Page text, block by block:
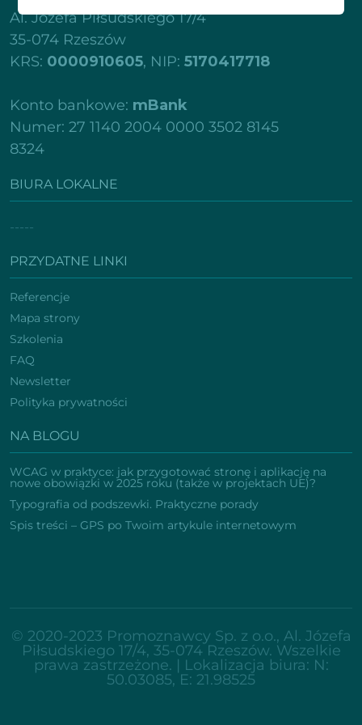
Al. Józefa Piłsudskiego 17/4
35-074 Rzeszów
KRS: 0000910605, NIP: 5170417718
Konto bankowe: mBank
Numer: 27 1140 2004 0000 3502 8145
8324
BIURA LOKALNE
-----
PRZYDATNE LINKI
Referencje
Mapa strony
Szkolenia
FAQ
Newsletter
Polityka prywatności
NA BLOGU
WCAG w praktyce: jak przygotować stronę i aplikację na
nowe obowiązki w 2025 roku (także w projektach UE)?
Typografia od podszewki. Praktyczne porady
Spis treści – GPS po Twoim artykule internetowym
© 2020-2023 Promoznawcy Sp. z o.o., Al. Józefa
Piłsudskiego 17/4, 35-074 Rzeszów. Wszelkie
prawa zastrzeżone. | Lokalizacja biura: N:
50.03085, E: 21.98525